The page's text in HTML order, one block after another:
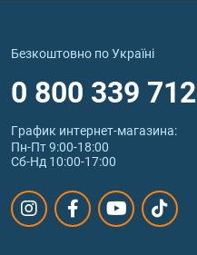
Безкоштовно по Україні
0 800 339 712
График интернет‑магазина:
Пн-Пт 9:00-18:00
Сб-Нд 10:00-17:00